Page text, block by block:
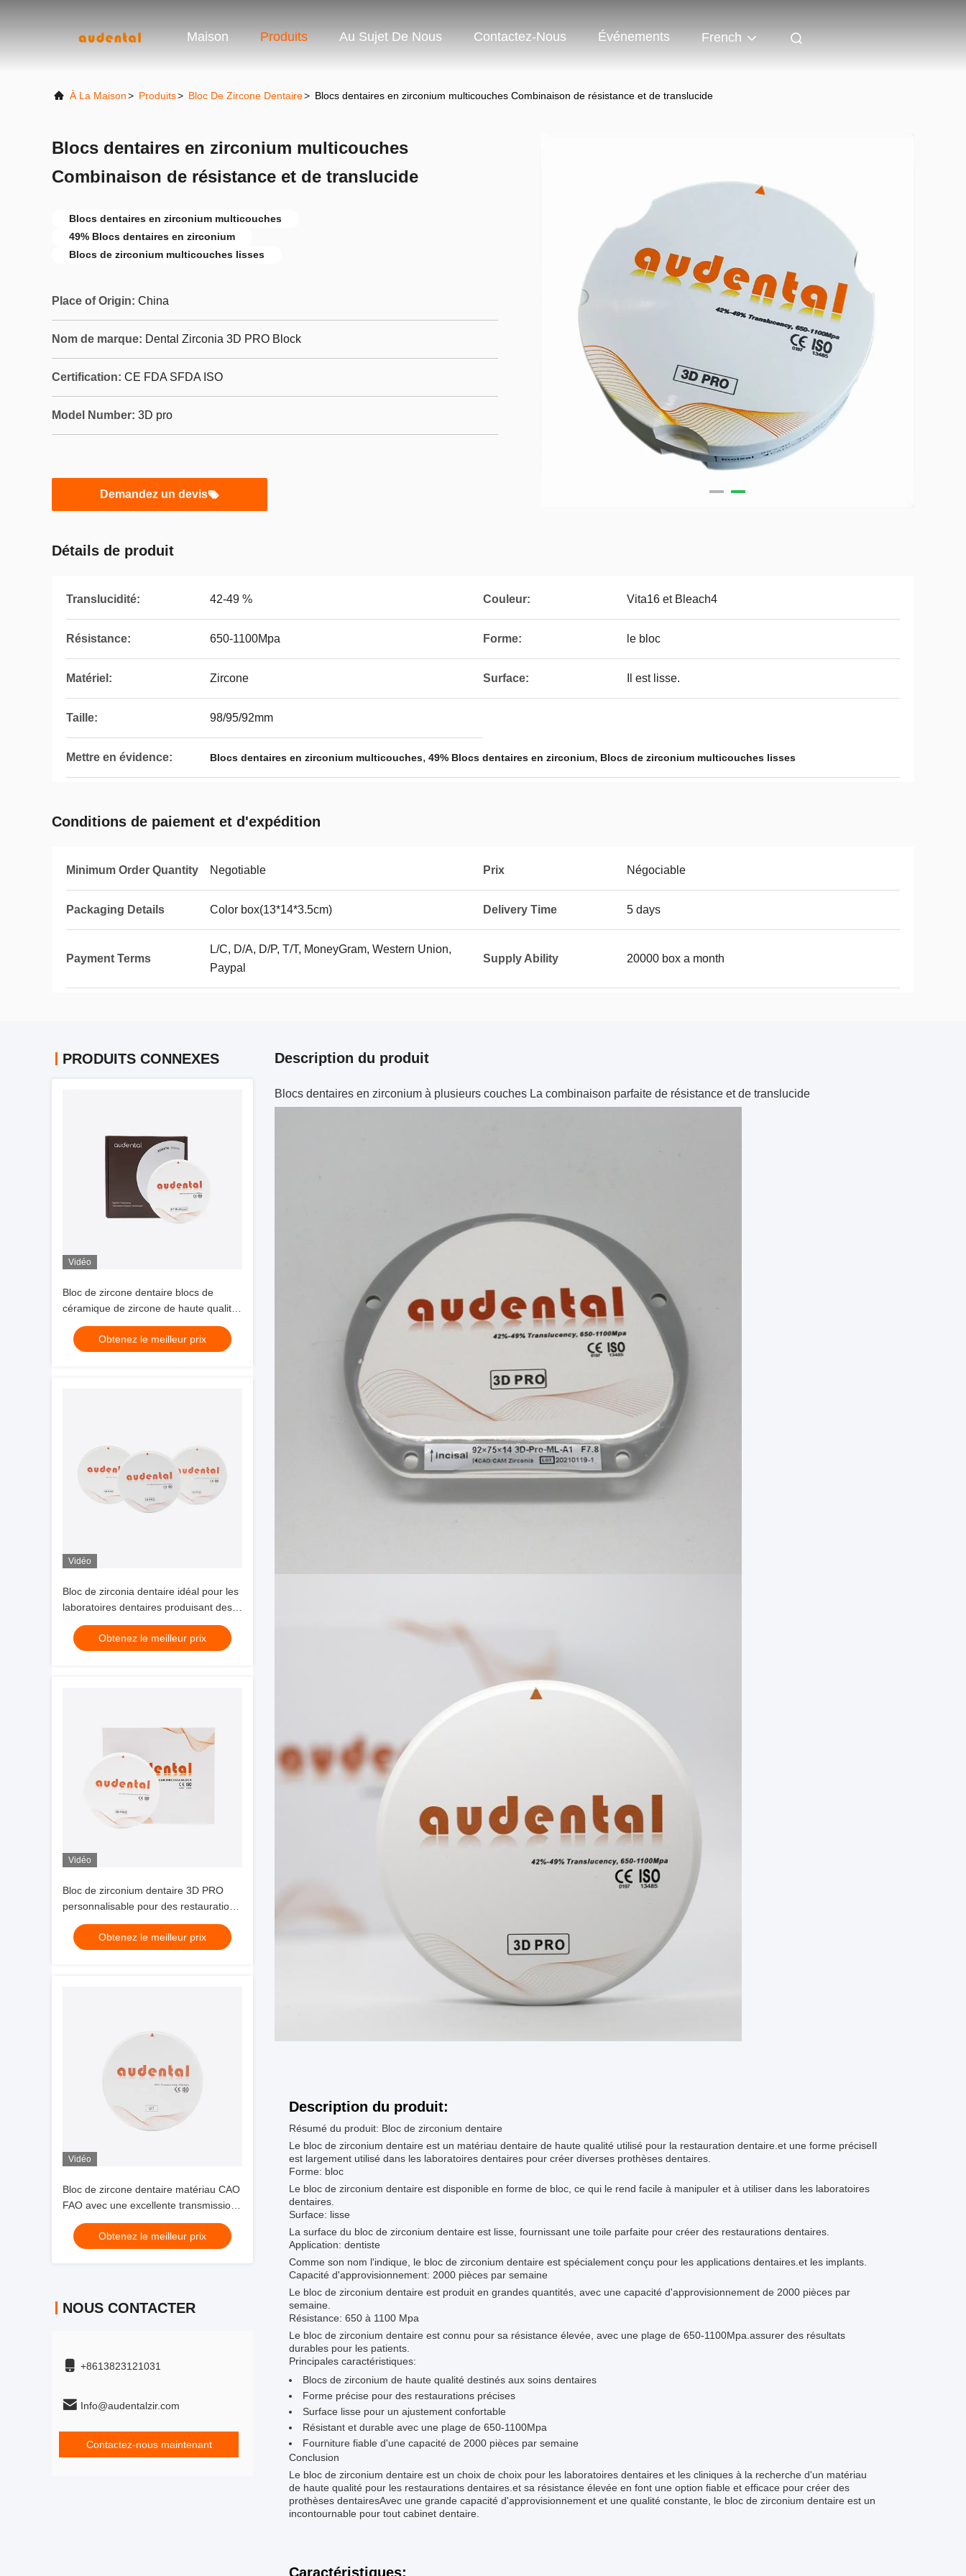
Maison Produits Au Sujet De Nous Contactez-Nous Événements French
À La Maison> Produits> Bloc De Zircone Dentaire> Blocs dentaires en zirconium multicouches Combinaison de résistance et de translucide
Blocs dentaires en zirconium multicouches
Combinaison de résistance et de translucide
Blocs dentaires en zirconium multicouches
49% Blocs dentaires en zirconium
Blocs de zirconium multicouches lisses
Place of Origin: China
Nom de marque: Dental Zirconia 3D PRO Block
Certification: CE FDA SFDA ISO
Model Number: 3D pro
Demandez un devis
Détails de produit
Translucidité: 42-49 % Couleur: Vita16 et Bleach4
Résistance: 650-1100Mpa Forme: le bloc
Matériel: Zircone Surface: Il est lisse.
Taille: 98/95/92mm
Mettre en évidence: Blocs dentaires en zirconium multicouches, 49% Blocs dentaires en zirconium, Blocs de zirconium multicouches lisses
Conditions de paiement et d'expédition
Minimum Order Quantity Negotiable Prix Négociable
Packaging Details Color box(13*14*3.5cm) Delivery Time 5 days
Payment Terms
L/C, D/A, D/P, T/T, MoneyGram, Western Union,
Paypal
Supply Ability 20000 box a month
PRODUITS CONNEXES
Vidéo
Bloc de zircone dentaire blocs de
céramique de zircone de haute qualité
offrant des solutions de restauration
dentaire précises et durables
Obtenez le meilleur prix
Vidéo
Bloc de zirconia dentaire idéal pour les
laboratoires dentaires produisant des
couronnes, des ponts et des
composants d'implants avec des
résultats cohérents
Obtenez le meilleur prix
Vidéo
Bloc de zirconium dentaire 3D PRO
personnalisable pour des restaurations
précises et durables
Obtenez le meilleur prix
Vidéo
Bloc de zircone dentaire matériau CAO
FAO avec une excellente transmission
de la lumière et des performances de
frittage pour applications dentaires
Obtenez le meilleur prix
NOUS CONTACTER
+8613823121031
Info@audentalzir.com
Contactez-nous maintenant
Description du produit
Blocs dentaires en zirconium à plusieurs couches La combinaison parfaite de résistance et de translucide
Description du produit:
Résumé du produit: Bloc de zirconium dentaire
Le bloc de zirconium dentaire est un matériau dentaire de haute qualité utilisé pour la restauration dentaire.et une forme préciseIl
est largement utilisé dans les laboratoires dentaires pour créer diverses prothèses dentaires.
Forme: bloc
Le bloc de zirconium dentaire est disponible en forme de bloc, ce qui le rend facile à manipuler et à utiliser dans les laboratoires
dentaires.
Surface: lisse
La surface du bloc de zirconium dentaire est lisse, fournissant une toile parfaite pour créer des restaurations dentaires.
Application: dentiste
Comme son nom l'indique, le bloc de zirconium dentaire est spécialement conçu pour les applications dentaires.et les implants.
Capacité d'approvisionnement: 2000 pièces par semaine
Le bloc de zirconium dentaire est produit en grandes quantités, avec une capacité d'approvisionnement de 2000 pièces par
semaine.
Résistance: 650 à 1100 Mpa
Le bloc de zirconium dentaire est connu pour sa résistance élevée, avec une plage de 650-1100Mpa.assurer des résultats
durables pour les patients.
Principales caractéristiques:
Blocs de zirconium de haute qualité destinés aux soins dentaires
Forme précise pour des restaurations précises
Surface lisse pour un ajustement confortable
Résistant et durable avec une plage de 650-1100Mpa
Fourniture fiable d'une capacité de 2000 pièces par semaine
Conclusion
Le bloc de zirconium dentaire est un choix de choix pour les laboratoires dentaires et les cliniques à la recherche d'un matériau
de haute qualité pour les restaurations dentaires.et sa résistance élevée en font une option fiable et efficace pour créer des
prothèses dentairesAvec une grande capacité d'approvisionnement et une qualité constante, le bloc de zirconium dentaire est un
incontournable pour tout cabinet dentaire.
Caractéristiques: